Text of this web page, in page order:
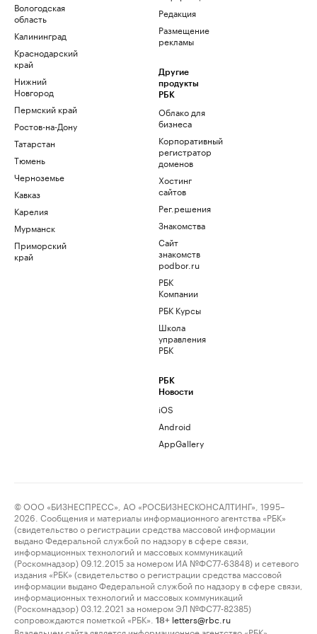
Вологодская
область
Калининград
Краснодарский
край
Нижний
Новгород
Пермский край
Ростов-на-Дону
Татарстан
Тюмень
Черноземье
Кавказ
Карелия
Мурманск
Приморский
край
Редакция
Размещение
рекламы
Другие
продукты
РБК
Облако для
бизнеса
Корпоративный
регистратор
доменов
Хостинг
сайтов
Рег.решения
Знакомства
Сайт
знакомств
podbor.ru
РБК
Компании
РБК Курсы
Школа
управления
РБК
РБК
Новости
iOS
Android
AppGallery
© ООО «БИЗНЕСПРЕСС», АО «РОСБИЗНЕСКОНСАЛТИНГ», 1995–
2026. Сообщения и материалы информационного агентства «РБК»
(свидетельство о регистрации средства массовой информации
выдано Федеральной службой по надзору в сфере связи,
информационных технологий и массовых коммуникаций
(Роскомнадзор) 09.12.2015 за номером ИА №ФС77-63848) и сетевого
издания «РБК» (свидетельство о регистрации средства массовой
информации выдано Федеральной службой по надзору в сфере связи,
информационных технологий и массовых коммуникаций
(Роскомнадзор) 03.12.2021 за номером ЭЛ №ФС77-82385)
сопровождаются пометкой «РБК».
18+ letters@rbc.ru